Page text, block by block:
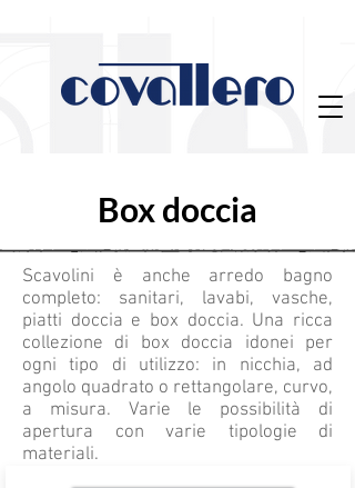
Box doccia
Scavolini è anche arredo bagno
completo: sanitari, lavabi, vasche,
piatti doccia e box doccia. Una ricca
collezione di box doccia idonei per
ogni tipo di utilizzo: in nicchia, ad
angolo quadrato o rettangolare, curvo,
a misura. Varie le possibilità di
apertura con varie tipologie di
materiali.